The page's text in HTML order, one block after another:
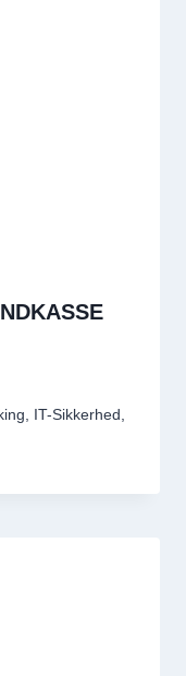
IT-Sikkerhed